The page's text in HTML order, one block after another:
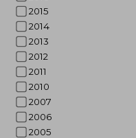
2015
2014
2013
2012
2011
2010
2007
2006
2005